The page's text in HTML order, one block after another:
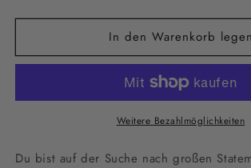
zur
,
zur
Hochzeit
,
große
Ohrstecker
In den Warenkorb legen
Weitere Bezahlmöglichkeiten
Du bist auf der Suche nach großen